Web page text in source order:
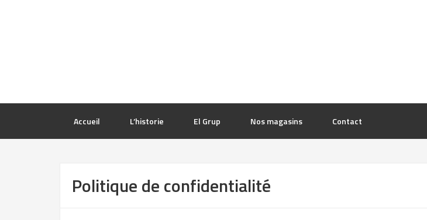
Accueil L’historie El Grup Nos magasins Contact
Politique de confidentialité